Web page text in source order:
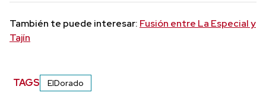
También te puede interesar: Fusión entre La Especial y
Tajín
TAGS ElDorado